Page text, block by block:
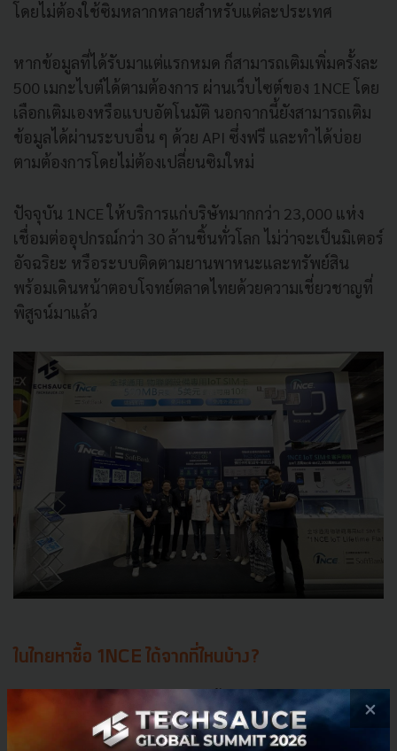
โดยไม่ต้องใช้ซิมหลากหลายสำหรับแต่ละประเทศ
หากข้อมูลที่ได้รับมาแต่แรกหมด ก็สามารถเติมเพิ่มครั้งละ
500 เมกะไบต์ได้ตามต้องการ ผ่านเว็บไซต์ของ 1NCE โดย
เลือกเติมเองหรือแบบอัตโนมัติ นอกจากนี้ยังสามารถเติม
ข้อมูลได้ผ่านระบบอื่น ๆ ด้วย API ซึ่งฟรี และทำได้บ่อย
ตามต้องการโดยไม่ต้องเปลี่ยนซิมใหม่
ปัจจุบัน 1NCE ให้บริการแก่บริษัทมากกว่า 23,000 แห่ง
เชื่อมต่ออุปกรณ์กว่า 30 ล้านชิ้นทั่วโลก ไม่ว่าจะเป็นมิเตอร์
อัจฉริยะ หรือระบบติดตามยานพาหนะและทรัพย์สิน
พร้อมเดินหน้าตอบโจทย์ตลาดไทยด้วยความเชี่ยวชาญที่
พิสูจน์มาแล้ว
ในไทยหาซื้อ 1NCE ได้จากที่ไหนบ้าง?
สำหรับประเทศไทยสามารถหาซื้อซิม 1NCE ได้ง่าย ๆ
ผ่าน
ทางเว็บไซต์ของ 1NCEโดยเริ่มต้นที่ราคา 15 ดอลลาร์
×